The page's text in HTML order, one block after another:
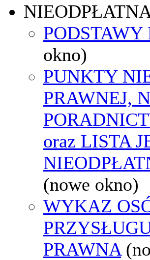
okno)
PUNKTY
PRAWNEJ,
oraz LISTA
(nowe okno)
WYKAZ
PRAWNA